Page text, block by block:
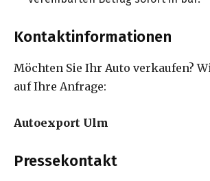
Kontaktinformationen
Möchten Sie Ihr Auto verkaufen?
auf Ihre Anfrage:
Autoexport Ulm
Pressekontakt